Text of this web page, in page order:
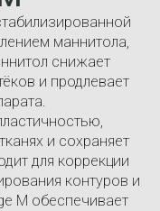
маннитола,
снижает
и продлевает
и сохраняет
для коррекции
контуров и
M обеспечивает